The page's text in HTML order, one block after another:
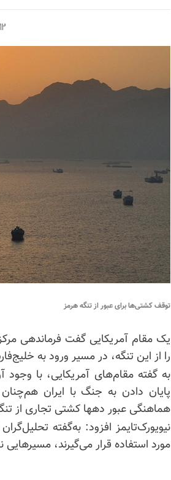
توقف کشتی‌ها برای عبور از تنگه هرمز
را از این تنگه، در مسیر ورود به
به گفته مقام‌های آمریکایی، با وجود
پایان دادن به جنگ با ایران
هماهنگی عبور دهها کشتی تجاری از
نیویورک‌تایمز افزود: به‌گفته
مورد استفاده قرار می‌گیرند،